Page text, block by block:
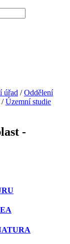
úřad /Oddělení
/Územní studie
-